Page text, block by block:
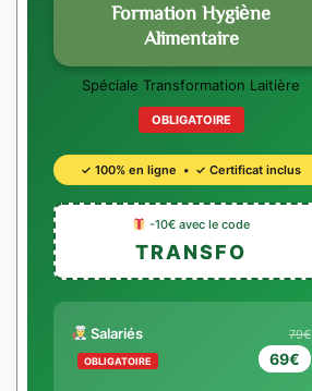
Formation Hygiène
Alimentaire
Spéciale Transformation Laitière
OBLIGATOIRE
✓ 100% en ligne • ✓ Certificat inclus
-10€ avec le code
TRANSFO
Salariés
OBLIGATOIRE
79€
69€